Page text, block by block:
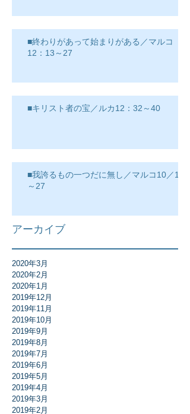
■終わりがあって始まりがある／マルコ
12：13～27
■キリスト者の宝／ルカ12：32～40
■我誇るもの一つだに無し／マルコ10／17
～27
アーカイブ
2020年3月
2020年2月
2020年1月
2019年12月
2019年11月
2019年10月
2019年9月
2019年8月
2019年7月
2019年6月
2019年5月
2019年4月
2019年3月
2019年2月